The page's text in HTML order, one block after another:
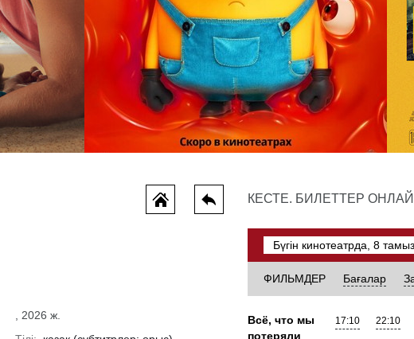
Миньоны и монстры
, 2026 ж.
КЕСТЕ. БИЛЕТТЕР
ФИЛЬМДЕР Бағалар
Всё, что мы
потеряли
17:10 22:10